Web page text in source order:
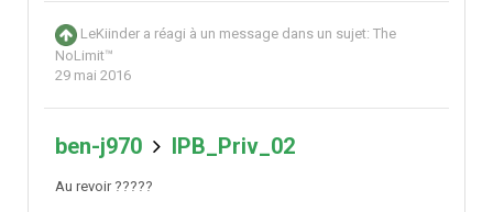
LeKiinder a réagi à un message dans un sujet: The
NoLimit™
29 mai 2016
ben-j970 IPB_Priv_02
Au revoir ?????